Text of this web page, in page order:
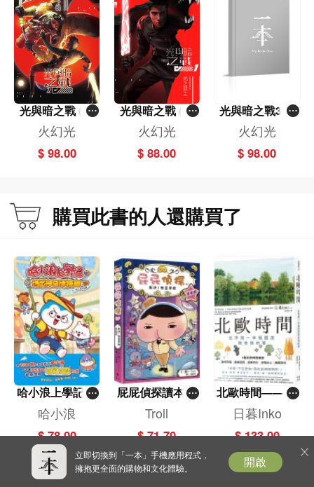
本書特色
科幻武俠完美融合：大膽結合宇宙爭霸與恩怨情仇，七武士各懷異能，開創獨特
科幻武俠世界觀。
工程背景的硬核科普：作者憑藉工程理科背景與對科學的熱忱，特設專欄「看小
說，談科學」深度剖析書中引用的各種科學知識，如高超音速、天文星等、生物
毒性及吸血特性等。
殘酷的人性與命運抉擇：主角在守護與逃避間痛苦掙扎，於連場大戰與陰謀中探
作者簡介
火幻光
筆者自少就愛看科幻片，《星球大戰》更是當中的佼佼者。也同樣喜歡看武俠小
說，幻想如能將兩者結合，豈不有趣！
《光與暗之戰》是我的首作，結合了多年來我對科學的皮毛認知。天馬行空的幻
想，以及個人對人性的了解。
這是一本科幻武俠小說，讀工程的我，熱愛科學，所以會在書中大談科學， 盼書
中的片面科學能令讀者感到有趣。但我更熱衷於探討人性。縱使或會來得表面膚
淺，但仍希望讀者能有共鳴!
光與暗之戰 (2)
月亮之戰
火幻光
$ 98.00
光與暗之戰 (1)
光之武士
火幻光
$ 88.00
光與暗之戰3－
人狼、蛇妖、吸
血蝠
火幻光
$ 98.00
購買此書的人還購買了
哈小浪上學記(1
3)——逃出神奇
博物館
哈小浪
$ 78.00
屁屁偵探讀本(1
3)－－對決！怪
篇）
Troll
$ 71.70
北歐時間——世
界第一幸福國度
教會我的事
日暮Inko
$ 133.00
立即切換到「一本」手機應用程式，
擁抱更全面的購物和文化體驗。
開啟